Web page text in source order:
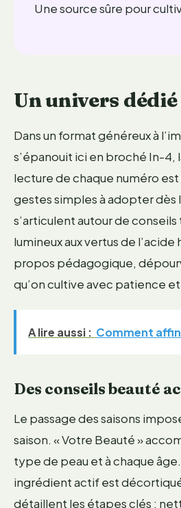
Une source sûre pour
Un univers
Dans un format généreux à
s’épanouit ici en broché In-4,
lecture de chaque numéro
gestes simples à adopter dès
s’articulent autour de
lumineux aux vertus de
propos pédagogique,
qu’on cultive avec patience
A lire aussi : Comment
Des conseils beauté
Le passage des saisons
saison. « Votre Beauté »
type de peau et à chaque
ingrédient actif est
détaillent les étapes clés :